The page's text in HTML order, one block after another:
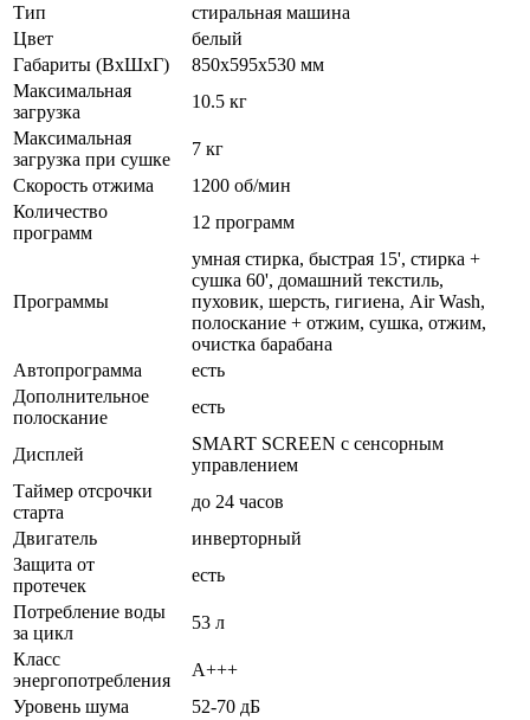
Тип
стиральная машина
Цвет
белый
Габариты (ВхШхГ)
850х595х530 мм
Максимальная
загрузка
10.5 кг
Максимальная
загрузка при сушке
7 кг
Скорость отжима
1200 об/мин
Количество
программ
12 программ
Программы
умная стирка, быстрая 15', стирка +
сушка 60', домашний текстиль,
пуховик, шерсть, гигиена, Air Wash,
полоскание + отжим, сушка, отжим,
очистка барабана
Автопрограмма
есть
Дополнительное
полоскание
есть
Дисплей
SMART SCREEN с сенсорным
управлением
Таймер отсрочки
старта
до 24 часов
Двигатель
инверторный
Защита от
протечек
есть
Потребление воды
за цикл
53 л
Класс
энергопотребления
А+++
Уровень шума
52-70 дБ